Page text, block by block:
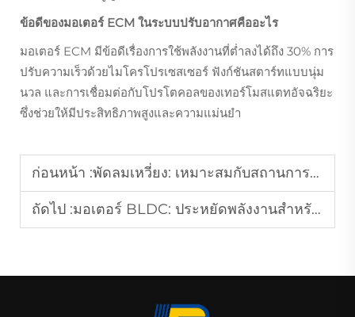
ข้อดีของมอเตอร์ ECM ในระบบปรับอากาศคืออะไร
มอเตอร์ ECM มีข้อดีเรื่องการใช้พลังงานที่ต่ำลงได้ถึง 30% การ
ปรับความเร็วด้วยไมโครโปรเซสเซอร์ ฟังก์ชันสตาร์ทแบบนุ่ม
นวล และการเชื่อมต่อกับโปรโตคอลของเทอร์โมสแตทอัจฉริยะ
ซึ่งช่วยให้มีประสิทธิภาพสูงและความแม่นยำ
ก่อนหน้า :พัดลมเหวี่ยง: เหมาะสมกับสถานการณ์ระบายอากาศในอุตสาหกรรมแบบใด?
ถัดไป :มอเตอร์ BLDC: ประหยัดพลังงานสำหรับอุปกรณ์ทำความเย็นหรือไม่?